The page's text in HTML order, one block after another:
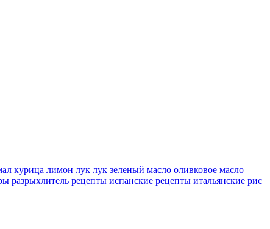
курица лимон лук лук зеленый масло оливковое масло
разрыхлитель рецепты испанские рецепты итальянские рис